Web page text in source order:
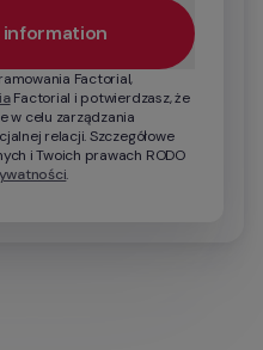
Factorial,
Factorial i potwierdzasz, że
w celu zarządzania
relacji. Szczegółowe
i Twoich prawach RODO
.